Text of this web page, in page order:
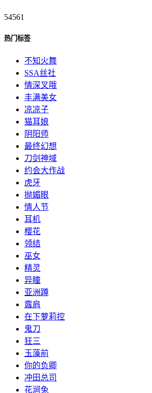
54561
热门标签
不知火舞
SSA丝社
情深叉哦
丰满美女
凉凉子
猫耳娘
阴阳师
最终幻想
刀剑神域
约会大作战
虎牙
抛媚眼
情人节
耳机
樱花
领结
巫女
精灵
异瞳
亚洲蹲
露肩
在下萝莉控
鬼刀
狂三
玉藻前
你的负卿
冲田总司
花涧兔